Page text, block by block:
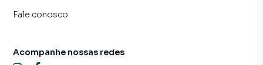
Fale conosco
Acompanhe nossas redes